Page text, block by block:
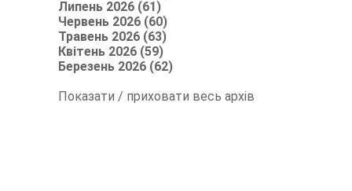
Липень 2026 (61)
Червень 2026 (60)
Травень 2026 (63)
Квітень 2026 (59)
Березень 2026 (62)
Показати / приховати весь архів